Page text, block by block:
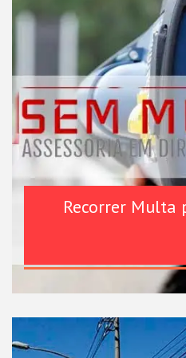
Recorrer Multa